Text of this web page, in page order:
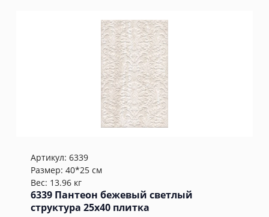
Артикул: 6339
Размер: 40*25 см
Вес: 13.96 кг
6339 Пантеон бежевый светлый
структура 25x40 плитка